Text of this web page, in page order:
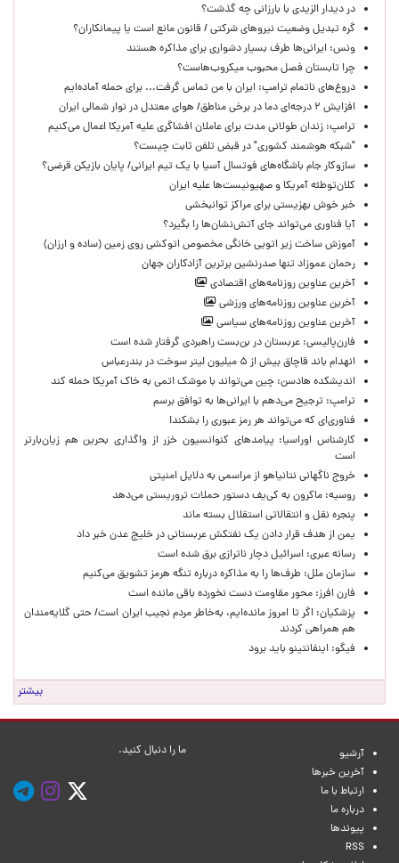
در دیدار الزیدی با بارزانی چه گذشت؟
گره تبدیل وضعیت نیروهای شرکتی / قانون مانع است یا پیمانکاران؟
ونس: ایرانی‌ها طرف بسیار دشواری برای مذاکره هستند
چرا تابستان فصل محبوب میکروب‌هاست؟
دروغ‌های ناتمام ترامپ: ایران با من تماس گرفت... برای حمله آماده‌ایم
افزایش ۲ درجه‌ای دما در برخی مناطق/ هوای معتدل در نوار شمالی ایران
ترامپ: زندان طولانی مدت برای عاملان افشاگری‌ علیه آمریکا اعمال می‌کنیم
"شبکه هوشمند کشوری" در قبض تلفن ثابت چیست؟
سازوکار جام باشگاه‌های فوتسال آسیا با یک تیم ایرانی/ پایان بازیکن قرضی؟
کلان‌توطئه آمریکا و صهیونیست‌ها علیه ایران
خبر خوش بهزیستی برای مراکز توانبخشی
آیا فناوری می‌تواند جای آتش‌نشان‌ها را بگیرد؟
آموزش ساخت زیر اتویی خانگی مخصوص اتوکشی روی زمین (ساده و ارزان)
رحمان عموزاد تنها صدرنشین برترین آزادکاران جهان
آخرین عناوین روزنامه‌های اقتصادی
آخرین عناوین روزنامه‌های ورزشی
آخرین عناوین روزنامه‌های سیاسی
فارن‌پالیسی: عربستان در بن‌بست راهبردی گرفتار شده است
انهدام باند قاچاق بیش از ۵ میلیون لیتر سوخت در بندرعباس
اندیشکده هادسن: چین می‌تواند با موشک اتمی به خاک آمریکا حمله کند
ترامپ: ترجیح می‌دهم با ایرانی‌‌ها به توافق برسم
فناوری‌ای که می‌تواند هر رمز عبوری را بشکند!
کارشناس اوراسیا: پیامدهای کنوانسیون خزر از واگذاری بحرین هم زیان‌بارتر
است
خروج ناگهانی نتانیاهو از مراسمی به دلایل امنیتی
روسیه: ماکرون به کی‌یف دستور حملات تروریستی می‌دهد
پنجره‌ نقل و انتقالاتی استقلال بسته ماند
یمن از هدف قرار دادن یک نفتکش عربستانی در خلیج عدن خبر داد
رسانه عبری: اسرائیل دچار ناترازی برق شده است
سازمان ملل: طرف‌ها را به مذاکره درباره تنگه هرمز تشویق می‌کنیم
فارن افرز: محور مقاومت دست نخورده باقی مانده است
پزشکیان: اگر تا امروز مانده‌ایم، به‌خاطر مردم نجیب ایران است/ حتی گلایه‌مندان
هم همراهی کردند
فیگو: اینفانتینو باید برود
بیشتر
آرشیو
آخرین خبرها
ارتباط با ما
درباره ما
پیوندها
RSS
ما را دنبال کنید.